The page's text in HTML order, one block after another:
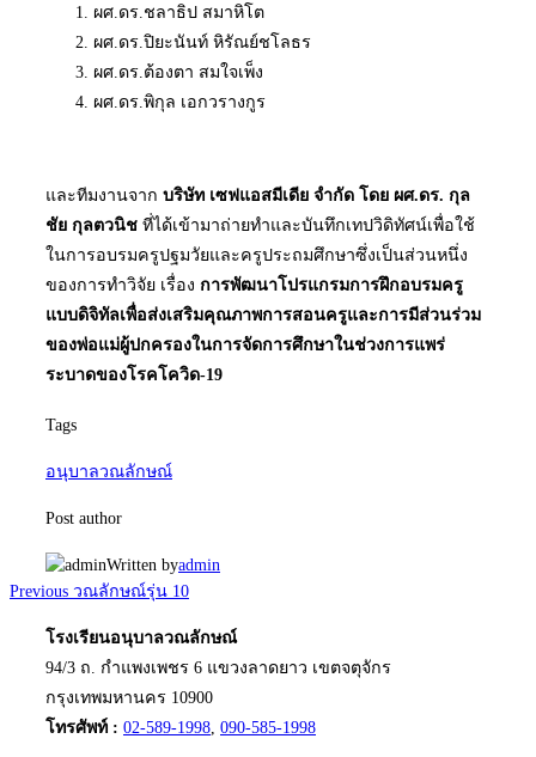
ผศ.ดร.ชลาธิป สมาหิโต
ผศ.ดร.ปิยะนันท์ หิรัณย์ชโลธร
ผศ.ดร.ต้องตา สมใจเพ็ง
ผศ.ดร.พิกุล เอกวรางกูร
และทีมงานจาก บริษัท เซฟแอสมีเดีย จำกัด โดย ผศ.ดร. กุล
ชัย กุลตวนิช ที่ได้เข้ามาถ่ายทำและบันทึกเทปวิดิทัศน์เพื่อใช้
ในการอบรมครูปฐมวัยและครูประถมศึกษาซึ่งเป็นส่วนหนึ่ง
ของการทำวิจัย เรื่อง การพัฒนาโปรแกรมการฝึกอบรมครู
แบบดิจิทัลเพื่อส่งเสริมคุณภาพการสอนครูและการมีส่วนร่วม
ของพ่อแม่ผู้ปกครองในการจัดการศึกษาในช่วงการแพร่
ระบาดของโรคโควิด-19
Tags
อนุบาลวณลักษณ์
Post author
Written byadmin
Post
navigation
Previous
Previous วณลักษณ์รุ่น 10
โรงเรียนอนุบาลวณลักษณ์
94/3 ถ. กำแพงเพชร 6 แขวงลาดยาว เขตจตุจักร
กรุงเทพมหานคร 10900
โทรศัพท์ : 02-589-1998, 090-585-1998